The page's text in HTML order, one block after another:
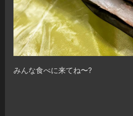
みんな食べに来てね〜?